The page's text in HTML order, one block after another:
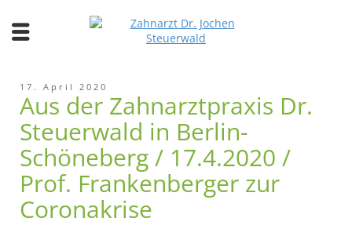
17. April 2020
Aus der Zahnarztpraxis Dr.
Steuerwald in Berlin-
Schöneberg / 17.4.2020 /
Prof. Frankenberger zur
Coronakrise